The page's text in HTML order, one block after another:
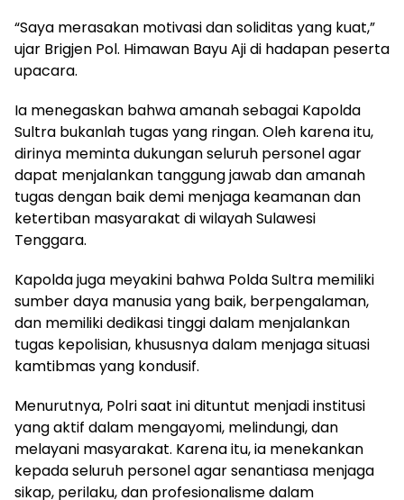
“Saya merasakan motivasi dan soliditas yang kuat,”
ujar Brigjen Pol. Himawan Bayu Aji di hadapan peserta
upacara.
Ia menegaskan bahwa amanah sebagai Kapolda
Sultra bukanlah tugas yang ringan. Oleh karena itu,
dirinya meminta dukungan seluruh personel agar
dapat menjalankan tanggung jawab dan amanah
tugas dengan baik demi menjaga keamanan dan
ketertiban masyarakat di wilayah Sulawesi
Tenggara.
Kapolda juga meyakini bahwa Polda Sultra memiliki
sumber daya manusia yang baik, berpengalaman,
dan memiliki dedikasi tinggi dalam menjalankan
tugas kepolisian, khususnya dalam menjaga situasi
kamtibmas yang kondusif.
Menurutnya, Polri saat ini dituntut menjadi institusi
yang aktif dalam mengayomi, melindungi, dan
melayani masyarakat. Karena itu, ia menekankan
kepada seluruh personel agar senantiasa menjaga
sikap, perilaku, dan profesionalisme dalam